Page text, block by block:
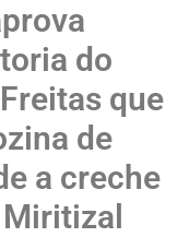
do
que
de
a creche